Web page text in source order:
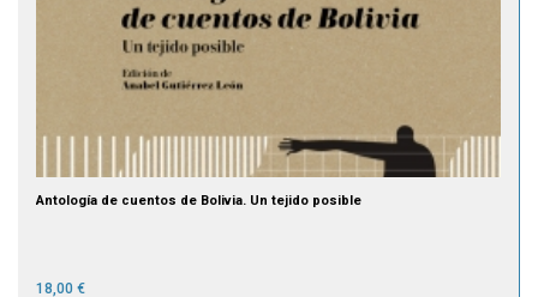
Antología de cuentos de Bolivia. Un tejido posible
18,00 €